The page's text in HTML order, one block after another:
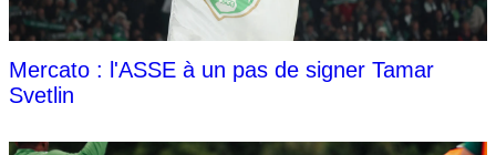
Mercato : l'ASSE à un pas de signer Tamar
Svetlin